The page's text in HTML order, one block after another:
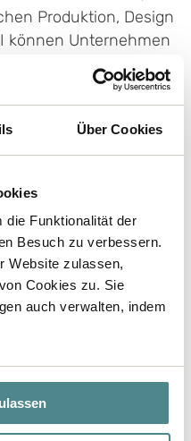
Über Cookies
die Funktionalität der
Besuch zu verbessern.
Website zulassen,
Cookies zu. Sie
auch verwalten, indem
Produktion, Design
können Unternehmen
und innovative
ökologischen
zu
wird
Wendepunkt, an
bis hin
– für
es entscheidend